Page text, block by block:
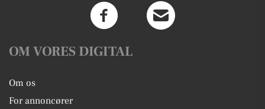
OM VORES DIGITAL
Om os
For annoncører